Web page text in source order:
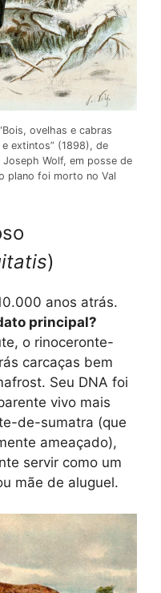
ovelhas e cabras
extintos” (1898), de
Joseph Wolf, em posse de
plano foi morto no Val
)
anos atrás.
principal?
o rinoceronte-
carcaças bem
Seu DNA foi
vivo mais
de-sumatra (que
ameaçado),
servir como um
mãe de aluguel.